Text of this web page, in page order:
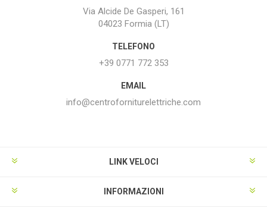
Via Alcide De Gasperi, 161
04023 Formia (LT)
TELEFONO
+39 0771 772 353
EMAIL
info@centroforniturelettriche.com
LINK VELOCI
INFORMAZIONI